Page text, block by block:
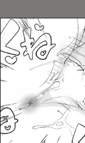
副作用に御注意
お気に入り